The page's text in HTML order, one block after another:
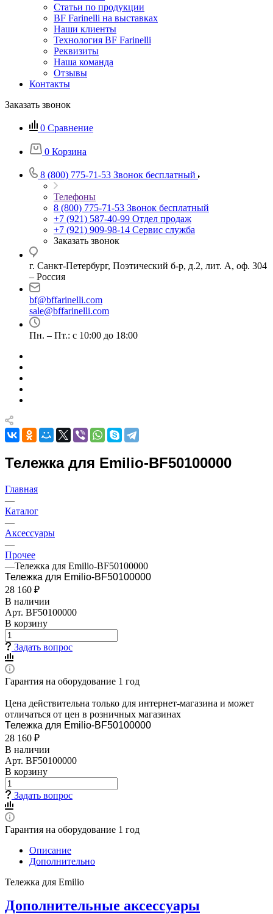
Статьи по продукции
BF Farinelli на выставках
Наши клиенты
Технология BF Farinelli
Реквизиты
Наша команда
Отзывы
Контакты
Заказать звонок
0 Сравнение
0 Корзина
8 (800) 775-71-53 Звонок бесплатный
Телефоны
8 (800) 775-71-53 Звонок бесплатный
+7 (921) 587-40-99 Отдел продаж
+7 (921) 909-98-14 Сервис служба
Заказать звонок
г. Санкт-Петербург, Поэтический б-р, д.2, лит. А, оф. 304
– Россия
bf@bffarinelli.com
sale@bffarinelli.com
Пн. – Пт.: с 10:00 до 18:00
Тележка для Emilio-BF50100000
Главная
—
Каталог
—
Аксессуары
—
Прочее
—Тележка для Emilio-BF50100000
Тележка для Emilio-BF50100000
28 160 ₽
В наличии
Арт. BF50100000
В корзину
Задать вопрос
Гарантия на оборудование 1 год
Цена действительна только для интернет-магазина и может
отличаться от цен в розничных магазинах
Тележка для Emilio-BF50100000
28 160 ₽
В наличии
Арт. BF50100000
В корзину
Задать вопрос
Гарантия на оборудование 1 год
Описание
Дополнительно
Тележка для Emilio
Дополнительные аксессуары